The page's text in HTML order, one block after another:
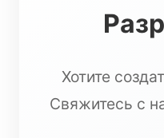
Хотите
Свяжитесь с